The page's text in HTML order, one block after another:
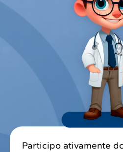
Participo ativamente